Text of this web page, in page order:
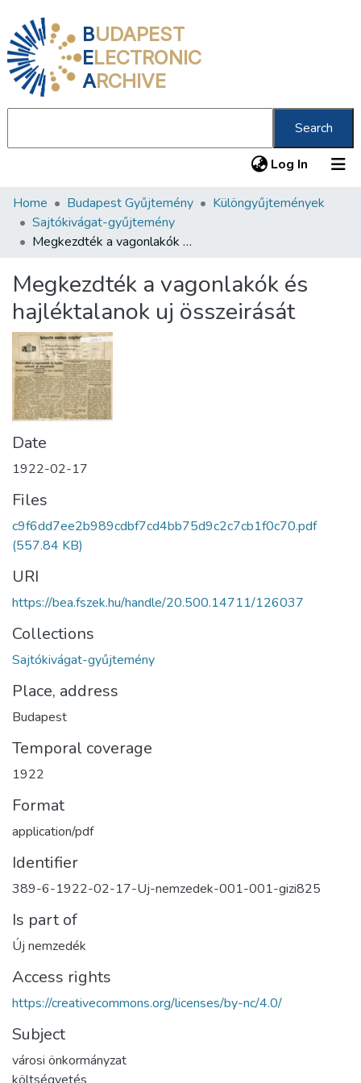
BUDAPEST
ELECTRONIC
ARCHIVE
Search
Log In (current)
Communities & Collections
All of DSpace
About us
Home Budapest Gyűjtemény
Különgyűjtemények
Sajtókivágat-gyűjtemény
Megkezdték a vagonlakók és hajléktalanok uj összeirását
Megkezdték a vagonlakók és
hajléktalanok uj összeirását
Date
1922-02-17
Files
c9f6dd7ee2b989cdbf7cd4bb75d9c2c7cb1f0c70.pdf
(557.84 KB)
URI
https://bea.fszek.hu/handle/20.500.14711/126037
Collections
Sajtókivágat-gyűjtemény
Place, address
Budapest
Temporal coverage
1922
Format
application/pdf
Identifier
389-6-1922-02-17-Uj-nemzedek-001-001-gizi825
Is part of
Új nemzedék
Access rights
https://creativecommons.org/licenses/by-nc/4.0/
Subject
városi önkormányzat